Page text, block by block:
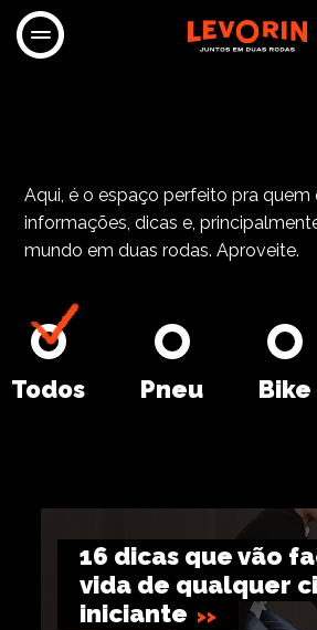
Aqui, é o espaço perfeito pra quem
informações, dicas e,
mundo em duas rodas. Aproveite.
Todos Pneu Bike
16 dicas que vão
vida de qualquer
iniciante